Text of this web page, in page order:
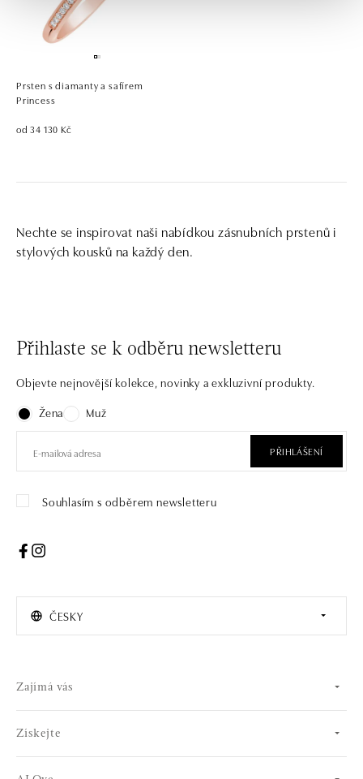
Prsten s diamanty a safírem
Princess
od 34 130 Kč
Nechte se inspirovat naši nabídkou zásnubních prstenů i
stylových kousků na každý den.
Přihlaste se k odběru newsletteru
Objevte nejnovější kolekce, novinky a exkluzivní produkty.
Žena
Muž
PŘIHLÁŠENÍ
Souhlasím s odběrem newsletteru
ČESKY
Zajímá vás
Získejte